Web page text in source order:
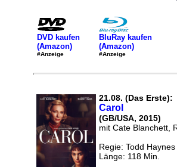
DVD kaufen
(Amazon)
#Anzeige
BluRay kaufen
(Amazon)
#Anzeige
21.08. (Das Erste):
Carol
(GB/USA, 2015)
mit Cate Blanchett,
Regie: Todd Haynes
Länge: 118 Min.